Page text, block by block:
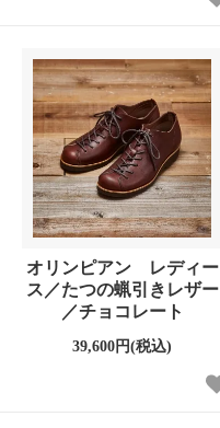
オリンピアン レディー
ス／たつの蝋引きレザー
／チョコレート
39,600円(税込)